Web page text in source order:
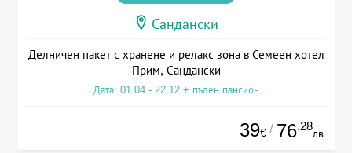
Сандански
Делничен пакет с хранене и релакс зона в Семеен хотел
Прим, Сандански
Дата: 01.04 - 22.12 + пълен пансион
39€ / 76.28
лв.